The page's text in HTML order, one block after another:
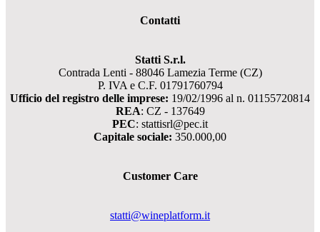
Contatti
Statti S.r.l.
Contrada Lenti - 88046 Lamezia Terme (CZ)
P. IVA e C.F. 01791760794
Ufficio del registro delle imprese: 19/02/1996 al n. 01155720814
REA: CZ - 137649
PEC: stattisrl@pec.it
Capitale sociale: 350.000,00
Customer Care
statti@wineplatform.it